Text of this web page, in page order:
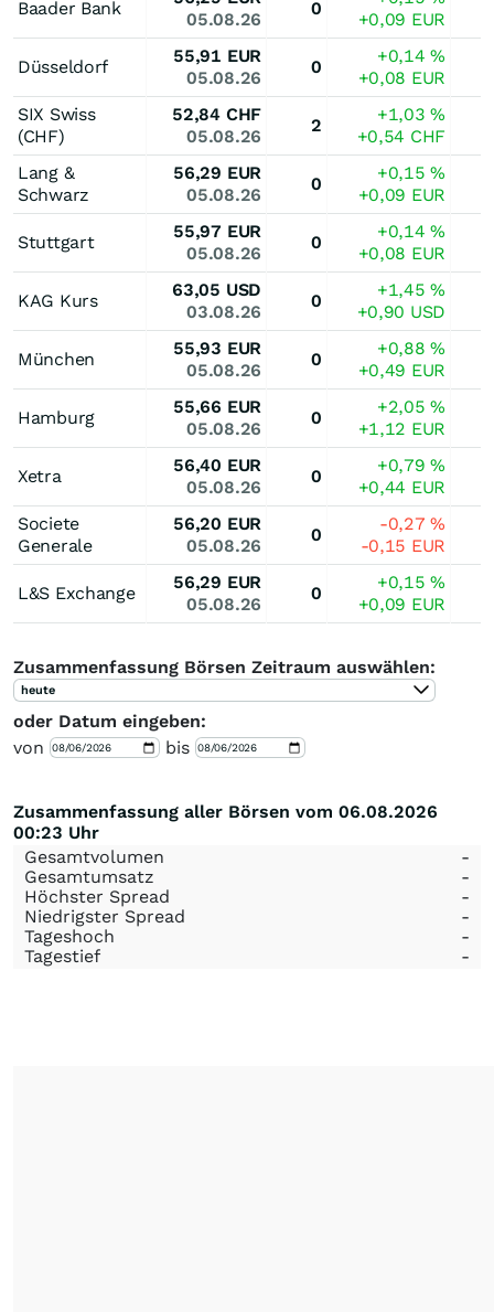
Baader Bank
05.08.26
0
+0,09 EUR
Düsseldorf
55,91 EUR
05.08.26
0
+0,14%
+0,08 EUR
SIX Swiss
(CHF)
52,84 CHF
05.08.26
2
+1,03%
+0,54 CHF
Lang &
Schwarz
56,29 EUR
05.08.26
0
+0,15%
+0,09 EUR
Stuttgart
55,97 EUR
05.08.26
0
+0,14%
+0,08 EUR
KAG Kurs
63,05 USD
03.08.26
0
+1,45%
+0,90 USD
München
55,93 EUR
05.08.26
0
+0,88%
+0,49 EUR
Hamburg
55,66 EUR
05.08.26
0
+2,05%
+1,12 EUR
Xetra
56,40 EUR
05.08.26
0
+0,79%
+0,44 EUR
Societe
Generale
56,20 EUR
05.08.26
0
-0,27%
-0,15 EUR
L&S Exchange
56,29 EUR
05.08.26
0
+0,15%
+0,09 EUR
Zusammenfassung Börsen Zeitraum auswählen:
heute
oder Datum eingeben:
von
bis
Zusammenfassung aller Börsen vom 06.08.2026
00:23 Uhr
Gesamtvolumen
-
Gesamtumsatz
-
Höchster Spread
-
Niedrigster Spread
-
Tageshoch
-
Tagestief
-